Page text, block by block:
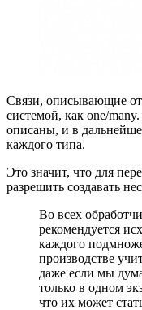
Связи, описывающие
системой, как one/
описаны, и в
каждого типа.
Это значит, что для
разрешить создавать
Во всех
рекомендуется
каждого
производстве
даже если мы
только в одном
что их может